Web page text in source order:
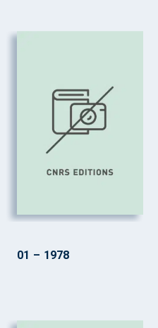
01 – 1978